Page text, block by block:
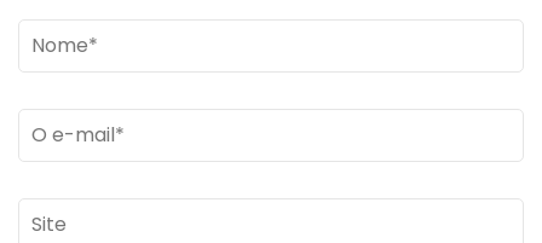
Name*
Email *
Site